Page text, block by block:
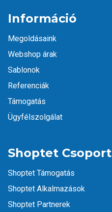
Információ
Megoldásaink
Webshop árak
Sablonok
Referenciák
Támogatás
Ügyfélszolgálat
Shoptet Csoport
Shoptet Támogatás
Shoptet Alkalmazások
Shoptet Partnerek